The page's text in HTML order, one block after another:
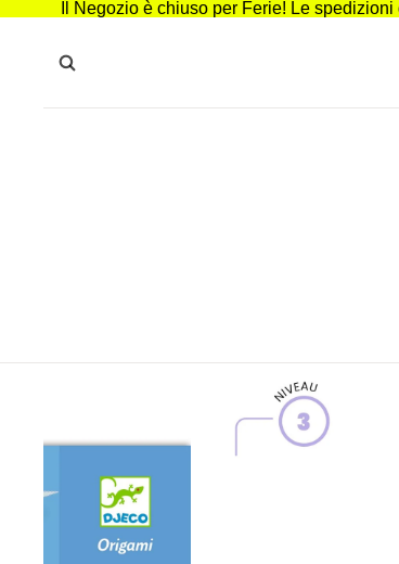
Il Negozio è chiuso per Ferie! Le